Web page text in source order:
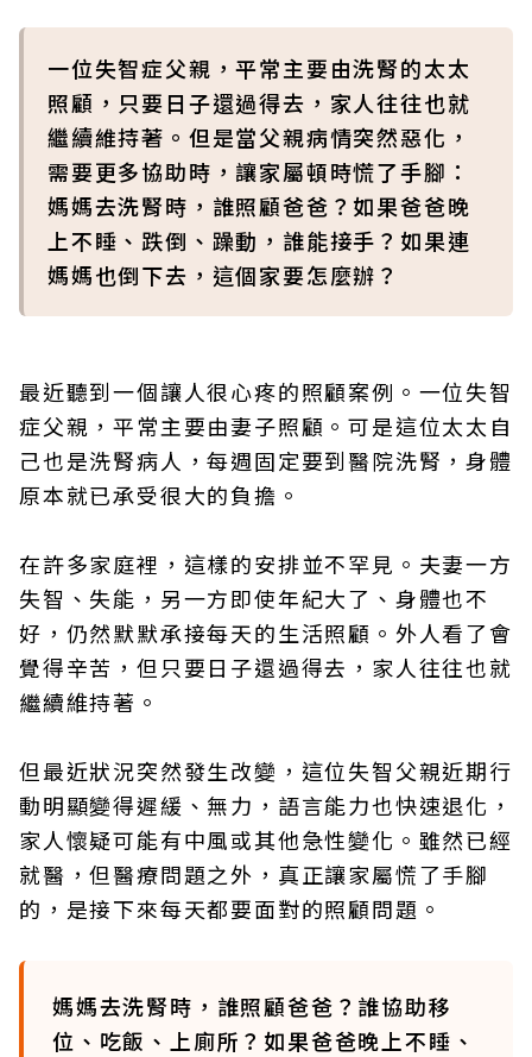
一位失智症父親，平常主要由洗腎的太太
照顧，只要日子還過得去，家人往往也就
繼續維持著。但是當父親病情突然惡化，
需要更多協助時，讓家屬頓時慌了手腳：
媽媽去洗腎時，誰照顧爸爸？如果爸爸晚
上不睡、跌倒、躁動，誰能接手？如果連
媽媽也倒下去，這個家要怎麼辦？
最近聽到一個讓人很心疼的照顧案例。一位失智
症父親，平常主要由妻子照顧。可是這位太太自
己也是洗腎病人，每週固定要到醫院洗腎，身體
原本就已承受很大的負擔。
在許多家庭裡，這樣的安排並不罕見。夫妻一方
失智、失能，另一方即使年紀大了、身體也不
好，仍然默默承接每天的生活照顧。外人看了會
覺得辛苦，但只要日子還過得去，家人往往也就
繼續維持著。
但最近狀況突然發生改變，這位失智父親近期行
動明顯變得遲緩、無力，語言能力也快速退化，
家人懷疑可能有中風或其他急性變化。雖然已經
就醫，但醫療問題之外，真正讓家屬慌了手腳
的，是接下來每天都要面對的照顧問題。
媽媽去洗腎時，誰照顧爸爸？誰協助移
位、吃飯、上廁所？如果爸爸晚上不睡、